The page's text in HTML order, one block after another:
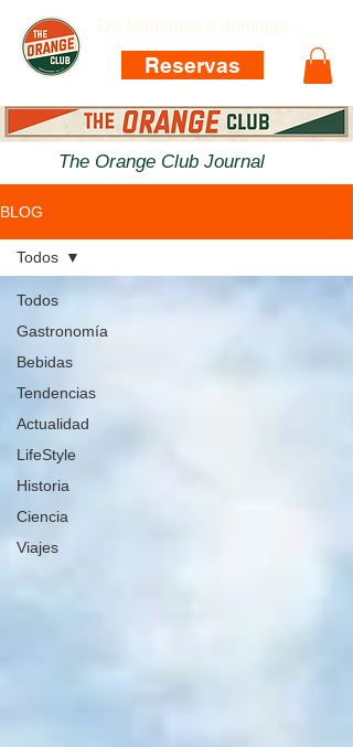
De Miércoles a domingo
Reservas
The Orange Club Journal
BLOG
Todos
Gastronomía
Bebidas
Tendencias
Actualidad
LifeStyle
Historia
Ciencia
Viajes
Todos